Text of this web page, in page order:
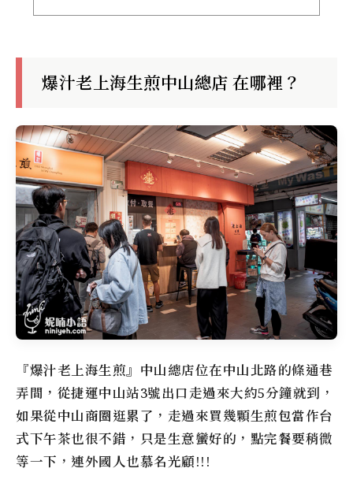
爆汁老上海生煎中山總店 在哪裡？
『爆汁老上海生煎』中山總店位在中山北路的條通巷
弄間，從捷運中山站3號出口走過來大約5分鐘就到，
如果從中山商圈逛累了，走過來買幾顆生煎包當作台
式下午茶也很不錯，只是生意蠻好的，點完餐要稍微
等一下，連外國人也慕名光顧!!!